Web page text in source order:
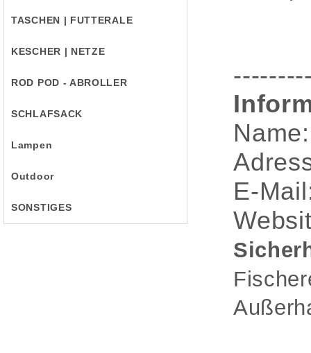
TASCHEN | FUTTERALE
KESCHER | NETZE
ROD POD - ABROLLER
SCHLAFSACK
Lampen
Outdoor
SONSTIGES
Name:
E-